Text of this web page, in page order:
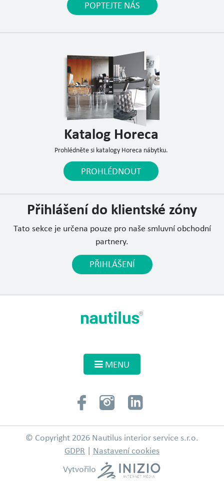
POPTEJTE NÁS
Katalog Horeca
Prohlédněte si katalogy Horeca nábytku.
PROHLÉDNOUT
Přihlášení do klientské zóny
Tato sekce je určena pouze pro naše smluvní obchodní
partnery.
PŘIHLÁŠENÍ
MENU
© Copyright 2026 Nautilus interior service s.r.o.
GDPR
Nastavení cookies
Vytvořilo